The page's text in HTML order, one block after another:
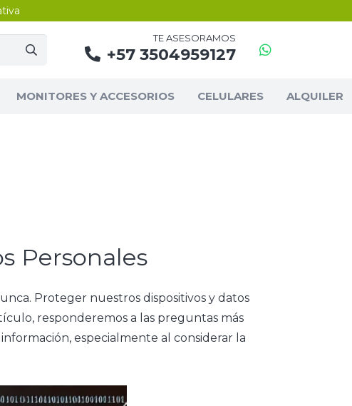
TE ASESORAMOS
+57 3504959127
MONITORES Y ACCESORIOS CELULARES ALQUILER
Personales
Proteger nuestros dispositivos y datos
responderemos a las preguntas más
especialmente al considerar la